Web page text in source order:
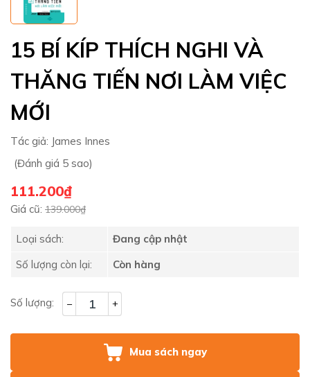
15 BÍ KÍP THÍCH NGHI VÀ
THĂNG TIẾN NƠI LÀM VIỆC
MỚI
Tác giả: James Innes
(Đánh giá 5 sao)
111.200₫
Giá cũ: 139.000₫
Loại sách:
Đang cập nhật
Số lượng còn lại:
Còn hàng
Số lượng: – +
Mua sách ngay